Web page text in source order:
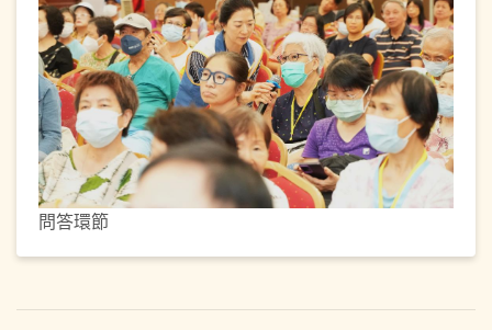
問答環節